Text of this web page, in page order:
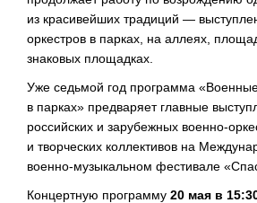
из красивейших традиций —
оркестров в парках, на аллеях,
знаковых площадках.
Уже седьмой год программа
в парках» предваряет главные
российских и зарубежных военно-
и творческих коллективов на
военно-музыкальном фестивале
Концертную программу 20 мая в